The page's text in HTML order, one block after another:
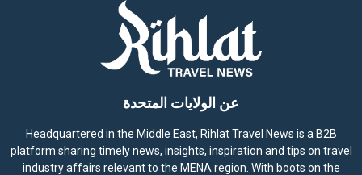
عن الولايات المتحدة
Headquartered in the Middle East, Rihlat Travel News is a B2B
platform sharing timely news, insights, inspiration and tips on travel
industry affairs relevant to the MENA region. With boots on the